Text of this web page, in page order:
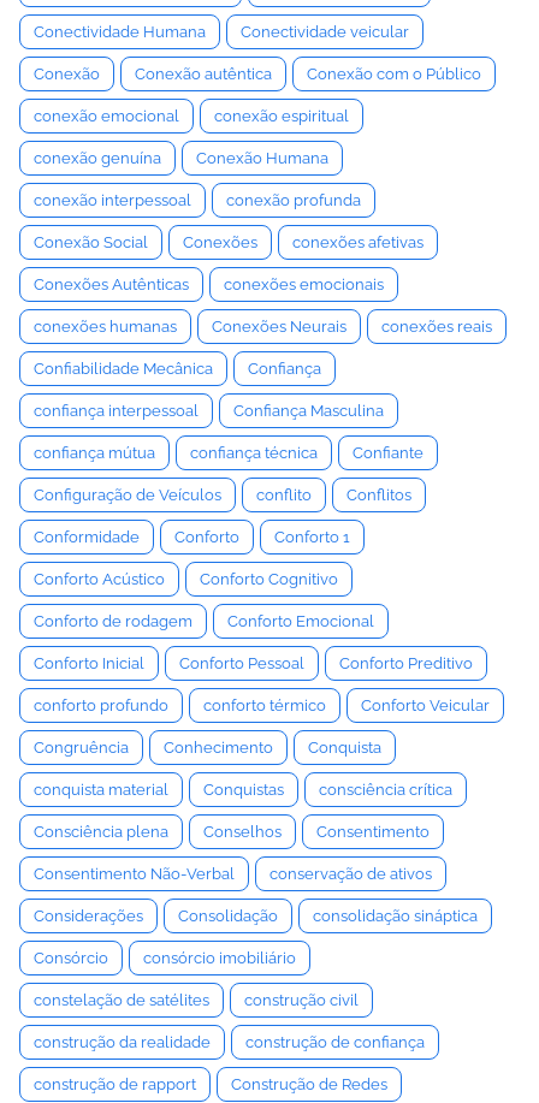
Conectividade Humana Conectividade veicular
Conexão Conexão autêntica Conexão com o Público
conexão emocional conexão espiritual
conexão genuína Conexão Humana
conexão interpessoal conexão profunda
Conexão Social Conexões conexões afetivas
Conexões Autênticas conexões emocionais
conexões humanas Conexões Neurais conexões reais
Confiabilidade Mecânica Confiança
confiança interpessoal Confiança Masculina
confiança mútua confiança técnica Confiante
Configuração de Veículos conflito Conflitos
Conformidade Conforto Conforto 1
Conforto Acústico Conforto Cognitivo
Conforto de rodagem Conforto Emocional
Conforto Inicial Conforto Pessoal Conforto Preditivo
conforto profundo conforto térmico Conforto Veicular
Congruência Conhecimento Conquista
conquista material Conquistas consciência crítica
Consciência plena Conselhos Consentimento
Consentimento Não-Verbal conservação de ativos
Considerações Consolidação consolidação sináptica
Consórcio consórcio imobiliário
constelação de satélites construção civil
construção da realidade construção de confiança
construção de rapport Construção de Redes